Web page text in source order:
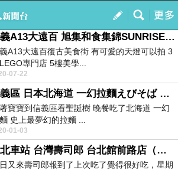
我的
訂閱
福小記事
信義A13大遠百 旭集和食集錦SUNRISE 下午茶 日式料理吃到飽
A13大遠百復古美食街 有可愛的天燈可以拍 3
專門店 5樓美學...
07-22
信義區 日本北海道 一幻拉麵えびそば 夢幻甜蝦頭湯底拉麵
寶寶到信義區看聖誕樹 晚餐吃了北海道 一幻
史上最夢幻的拉麵 ...
01-03
台北車站 台灣壽司郎 台北館前路店（台灣旗艦店）海老祭
又來壽司郎報到了上次吃了覺得很好吃，星期